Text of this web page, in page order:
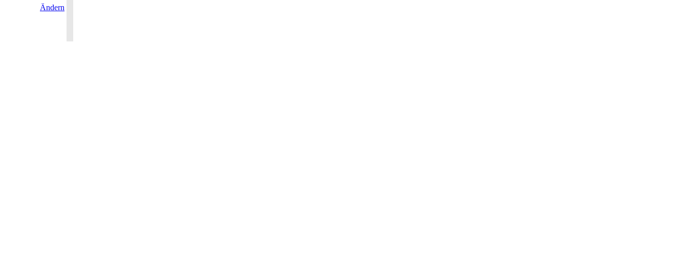
Ändern